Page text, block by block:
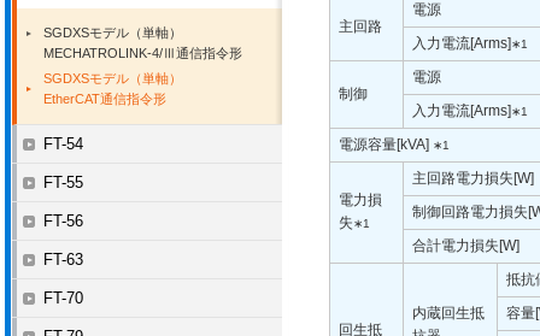
主回路
電源
入力電流[Arms]∗1
制御
電源
入力電流[Arms]∗1
電源容量[kVA] ∗1
電力損
失∗1
主回路電力損失[W]
制御回路電力損失
合計電力損失[W]
回生抵
内蔵回生抵
抵抗
容量
SGDXSモデル（単軸）
MECHATROLINK-4/Ⅲ通信指令形
SGDXSモデル（単軸）
EtherCAT通信指令形
FT-54
FT-55
FT-56
FT-63
FT-70